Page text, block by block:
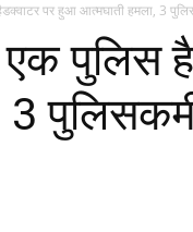
पर हुआ आत्मघाती हमला, 3
एक पुलिस
3